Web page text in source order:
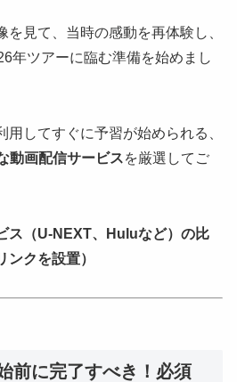
見て、当時の感動を再体験し、
年ツアーに臨む準備を始めまし
用してすぐに予習が始められる、
動画配信サービスを厳選してご
ス（U-NEXT、Huluなど）の比
クを設置）
前に完了すべき！必須